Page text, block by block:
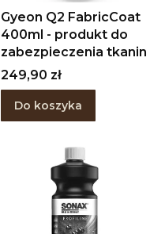
Gyeon Q2 FabricCoat
400ml - produkt do
zabezpieczenia tkanin
Cena
249,90 zł
Do koszyka